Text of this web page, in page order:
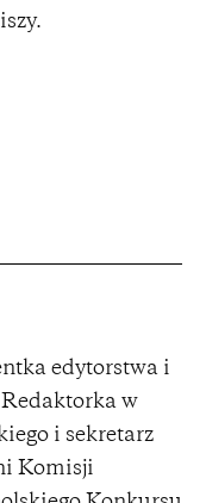
edytorstwa i
w
i sekretarz
Komisji